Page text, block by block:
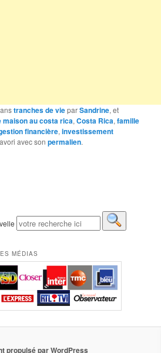
tranches de vieparSandrine, et
maison au costa rica,Costa Rica,famille
financière,investissement
avec sonpermalien.
MÉDIAS
propulsé par WordPress